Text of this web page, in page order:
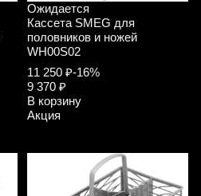
Ожидается
Кассета SMEG для
половников и ножей
WH00S02
11 250 ₽-16%
9 370 ₽
В корзину
Акция